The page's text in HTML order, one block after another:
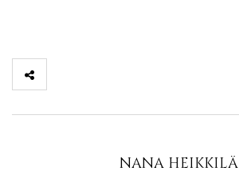
NANA HEIKKILÄ